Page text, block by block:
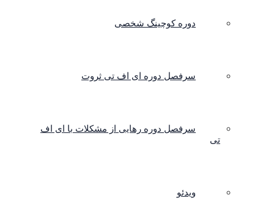
دوره کوچینگ شخصی
سرفصل دوره ای اف تی ثروت
سرفصل دوره رهایی از مشکلات با ای اف
تی
ویدئو